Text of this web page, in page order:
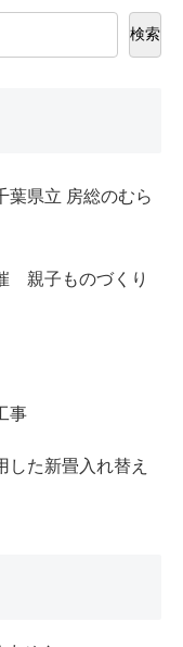
検索
葉県立 房総のむら
親子ものづくり
事
した新畳入れ替え